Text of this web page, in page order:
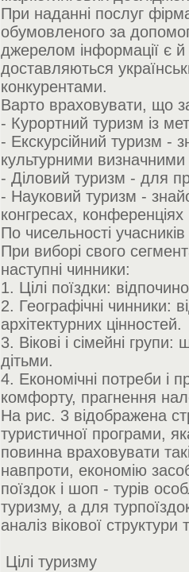
При наданні послуг
обумовленого за
джерелом інформації є й
доставляються
конкурентами.
Варто враховувати, що
- Курортний туризм із
- Екскурсійний туризм -
культурними
- Діловий туризм - для
- Науковий туризм -
конгресах, конференціях
По чисельності
При виборі свого
наступні чинники:
1. Цілі поїздки:
2. Географічні чинники:
архітектурних цінностей.
3. Вікові і сімейні
дітьми.
4. Економічні потреби і
комфорту, прагнення
На рис. 3 відображена
туристичної програми,
повинна враховувати
навпроти, економію
поїздок і шоп - турів
туризму, а для
аналіз вікової структури
Цілі туризму